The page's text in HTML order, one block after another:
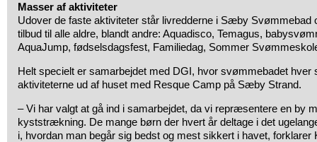
Masser af aktiviteter
Udover de faste aktiviteter står livredderne i Sæby Svømmebad
tilbud til alle aldre, blandt andre: Aquadisco, Temagus,
AquaJump, fødselsdagsfest, Familiedag, Sommer
Helt specielt er samarbejdet med DGI, hvor svømmebadet hver
aktiviteterne ud af huset med Resque Camp på Sæby Strand.
– Vi har valgt at gå ind i samarbejdet, da vi repræsentere en by
kyststrækning. De mange børn der hvert år deltage i det
i, hvordan man begår sig bedst og mest sikkert i havet, forklarer